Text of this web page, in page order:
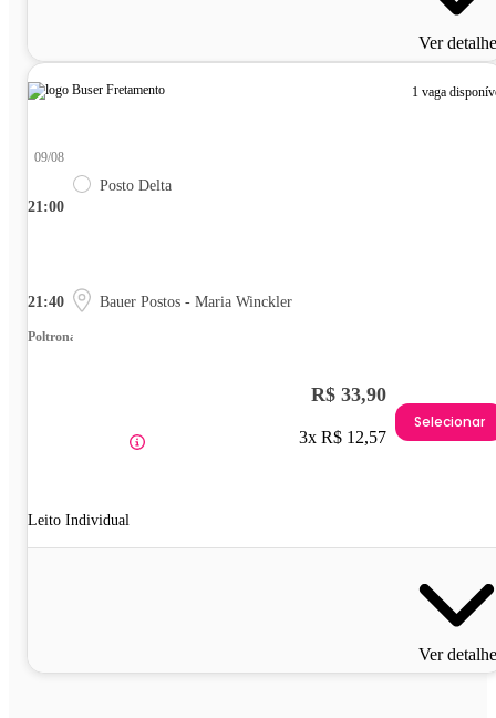
Ver
1 vaga
21:00
09/08
Posto Delta
21:40 Bauer Postos - Maria Winckler
Poltrona
Leito Individual
R$ 33,90
3x R$ 12,57
Selecionar
Ver